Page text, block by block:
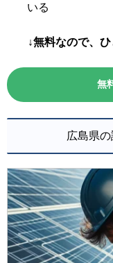
いる
↓無料なので、
無
広島県